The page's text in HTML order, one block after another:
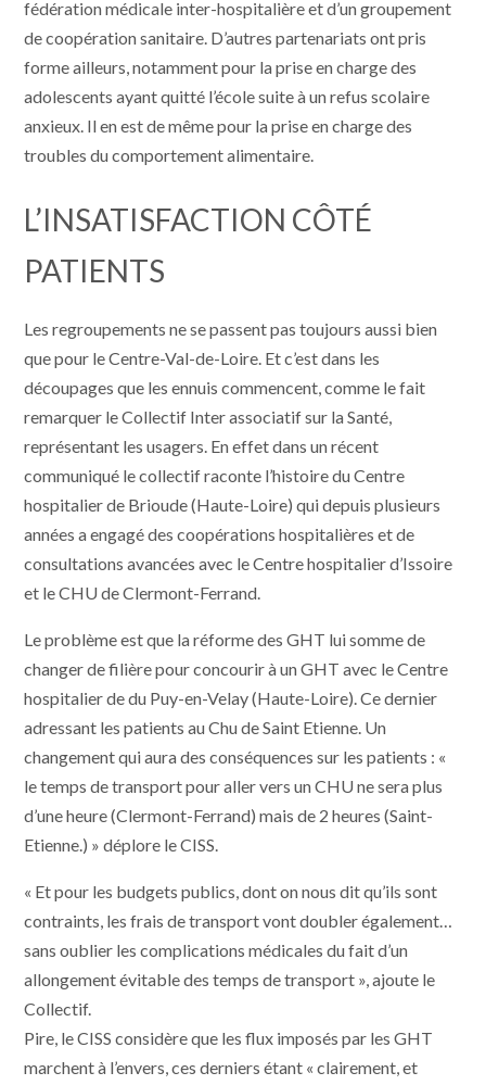
fédération médicale inter-hospitalière et d’un groupement
de coopération sanitaire. D’autres partenariats ont pris
forme ailleurs, notamment pour la prise en charge des
adolescents ayant quitté l’école suite à un refus scolaire
anxieux. Il en est de même pour la prise en charge des
troubles du comportement alimentaire.
L’INSATISFACTION CÔTÉ
PATIENTS
Les regroupements ne se passent pas toujours aussi bien
que pour le Centre-Val-de-Loire. Et c’est dans les
découpages que les ennuis commencent, comme le fait
remarquer le Collectif Inter associatif sur la Santé,
représentant les usagers. En effet dans un récent
communiqué le collectif raconte l’histoire du Centre
hospitalier de Brioude (Haute-Loire) qui depuis plusieurs
années a engagé des coopérations hospitalières et de
consultations avancées avec le Centre hospitalier d’Issoire
et le CHU de Clermont-Ferrand.
Le problème est que la réforme des GHT lui somme de
changer de filière pour concourir à un GHT avec le Centre
hospitalier de du Puy-en-Velay (Haute-Loire). Ce dernier
adressant les patients au Chu de Saint Etienne. Un
changement qui aura des conséquences sur les patients : «
le temps de transport pour aller vers un CHU ne sera plus
d’une heure (Clermont-Ferrand) mais de 2 heures (Saint-
Etienne.) » déplore le CISS.
« Et pour les budgets publics, dont on nous dit qu’ils sont
contraints, les frais de transport vont doubler également…
sans oublier les complications médicales du fait d’un
allongement évitable des temps de transport », ajoute le
Collectif.
Pire, le CISS considère que les flux imposés par les GHT
marchent à l’envers, ces derniers étant « clairement, et